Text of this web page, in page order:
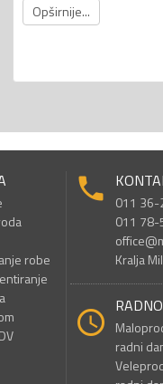
Opširnije...
robe
011
011 78-
Kralja
radni